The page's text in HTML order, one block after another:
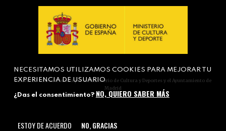
Actividad subvencionada por el Ministerio de Cultura y Deportes y el Ayuntamiento de
Madrid
NECESITAMOS UTILIZAMOS COOKIES PARA MEJORAR TU
EXPERIENCIA DE USUARIO
¿Das el consentimiento? NO, QUIERO SABER MÁS
ESTOY DE ACUERDO NO, GRACIAS